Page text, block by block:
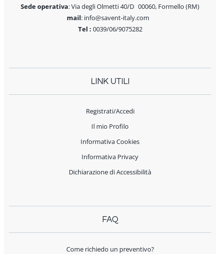
Sede operativa: Via degli Olmetti 40/D 00060, Formello (RM)
mail: info@savent-italy.com
Tel : 0039/06/9075282
LINK UTILI
Registrati/Accedi
Il mio Profilo
Informativa Cookies
Informativa Privacy
Dichiarazione di Accessibilità
FAQ
Come richiedo un preventivo?